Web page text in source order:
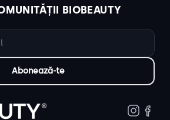
BIOBEAUTY